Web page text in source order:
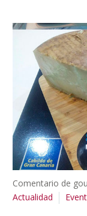
Comentario de
Actualidad